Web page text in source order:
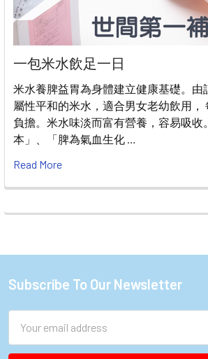
一包米水飲足一日
米水養脾益胃為身體建立健康基礎。由
屬性平和的米水，適合男女老幼飲用，
負擔。米水味淡而富有營養，容易吸收
本」、「脾為氣血生化 …
Read More
Footer
Subscribe To Our Newsletter
Address